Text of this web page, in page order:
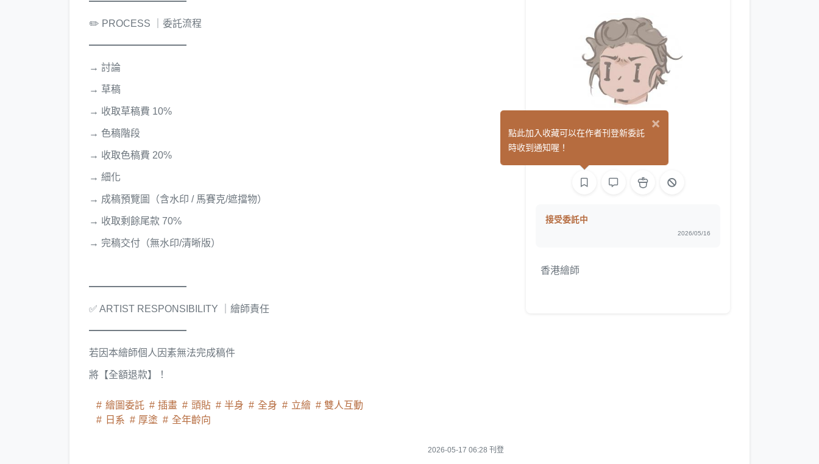
✏️ PROCESS ｜委託流程
━━━━━━━━━━
→ 討論
→ 草稿
→ 收取草稿費 10%
→ 色稿階段
→ 收取色稿費 20%
→ 細化
→ 成稿預覽圖（含水印 / 馬賽克/遮擋物）
→ 收取剩餘尾款 70%
→ 完稿交付（無水印/清晰版）
━━━━━━━━━━
✅ ARTIST RESPONSIBILITY ｜繪師責任
━━━━━━━━━━
若因本繪師個人因素無法完成稿件
將【全額退款】！
繪圖委託 插畫 頭貼 半身 全身 立繪
雙人互動
日系
厚塗 全年齡向
2026-05-17 06:28 刊登
AniAn
接受委託中
2026/05/16
香港繪師
×
點此加入收藏可以在作者刊登新委託
時收到通知喔！